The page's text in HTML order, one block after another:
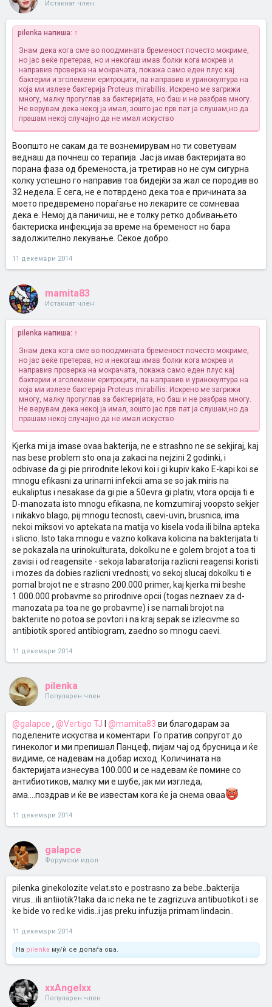
Истакнат член
pilenka напиша: ↑
Знам дека кога сме во поодмината бременост почесто мокриме,
но јас веќе претерав, но и некогаш имав болки кога мокрев и
направив проверка на мокрачата, покажа само еден плус кај
бактерии и зголемени еритроцити, па направив и уринокултура на
која ми излезе бактерија Proteus mirabillis. Искрено ме загрижи
многу, малку прогуглав за бактеријата, но баш и не разбрав многу.
Не верувам дека некој ја имал, зошто јас прв пат ја слушам,но да
прашам некој случајно да не имал искуство
Воопшто не сакам да те вознемирувам но ти советувам
веднаш да почнеш со терапија. Јас ја имав бактеријата во
порана фаза од бременоста, ја третирав но не сум сигурна
колку успешно го направив тоа бидејќи за жал се породив во
32 недела. Е сега, не е потврдено дека тоа е причината за
моето предвремено пораѓање но лекарите се сомневаа
дека е. Немој да паничиш, не е толку ретко добивањето
бактериска инфекција за време на бременост но бара
задолжително лекување. Секое добро.
11 декември 2014
mamita83
Истакнат член
pilenka напиша: ↑
Знам дека кога сме во поодмината бременост почесто мокриме,
но јас веќе претерав, но и некогаш имав болки кога мокрев и
направив проверка на мокрачата, покажа само еден плус кај
бактерии и зголемени еритроцити, па направив и уринокултура на
која ми излезе бактерија Proteus mirabillis. Искрено ме загрижи
многу, малку прогуглав за бактеријата, но баш и не разбрав многу.
Не верувам дека некој ја имал, зошто јас прв пат ја слушам,но да
прашам некој случајно да не имал искуство
Kjerka mi ja imase ovaa bakterija, ne e strashno ne se sekjiraj, kaj
nas bese problem sto ona ja zakaci na nejzini 2 godinki, i
odbivase da gi pie prirodnite lekovi koi i gi kupiv kako E-kapi koi se
mnogu efikasni za urinarni infekcii ama se so jak miris na
eukaliptus i nesakase da gi pie a 50evra gi plativ, vtora opcija ti e
D-manozata isto mnogu efikasna, ne komzumiraj voopsto sekjer
i nikakvo blago, pij mnogu tecnosti, caevi-uvin, brusnica, ima
nekoi miksovi vo aptekata na matija vo kisela voda ili bilna apteka
i slicno. Isto taka mnogu e vazno kolkava kolicina na bakterijata ti
se pokazala na urinokulturata, dokolku ne e golem brojot a toa ti
zavisi i od reagensite - sekoja labaratorija razlicni reagensi koristi
i mozes da dobies razlicni vrednosti; vo sekoj slucaj dokolku ti e
pomal brojot ne e strasno 200.000 primer, kaj kjerka mi beshe
1.000.000 probavme so prirodnive opcii (togas neznaev za d-
manozata pa toa ne go probavme) i se namali brojot na
bakteriite no potoa se povtori i na kraj sepak se izlecivme so
antibiotik spored antibiogram, zaedno so mnogu caevi.
11 декември 2014
pilenka
Популарен член
@galapce , @Vertigo TJ @mamita83 ви благодарам за
поделените искуства и коментари. Го пратив сопругот до
гинеколог и ми препишал Панцеф, пијам чај од брусница и ќе
видиме, се надевам на добар исход. Количината на
бактеријата изнесува 100.000 и се надевам ќе помине со
антибиотиков, малку ми е шубе, јак ми изгледа,
ама....поздрав и ќе ве известам кога ќе ја снема оваа
11 декември 2014
galapce
Форумски идол
pilenka ginekolozite velat.sto e postrasno za bebe..bakterija
virus...ili antiiotik?taka da ic neka ne te zagrizuva antibuotikot.i se
ke bide vo red.ke vidis..i jas preku infuzija primam lindacin..
11 декември 2014
На pilenka му/ѝ се допаѓа ова.
xxAngelxx
Популарен член